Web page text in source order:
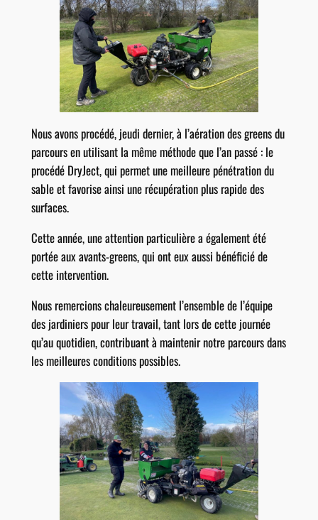
Nous avons procédé, jeudi dernier, à l’aération des greens du
parcours en utilisant la même méthode que l’an passé : le
procédé DryJect, qui permet une meilleure pénétration du
sable et favorise ainsi une récupération plus rapide des
surfaces.
Cette année, une attention particulière a également été
portée aux avants-greens, qui ont eux aussi bénéficié de
cette intervention.
Nous remercions chaleureusement l’ensemble de l’équipe
des jardiniers pour leur travail, tant lors de cette journée
qu’au quotidien, contribuant à maintenir notre parcours dans
les meilleures conditions possibles.